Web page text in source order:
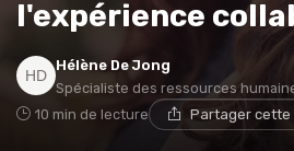
l'expérience
Hélène De Jong
Spécialiste des ressources
10 min de lecture Partager cette